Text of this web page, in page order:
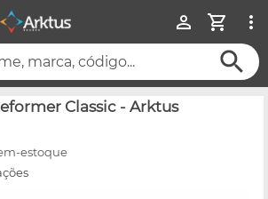
marca, código...
Classic - Arktus
estoque